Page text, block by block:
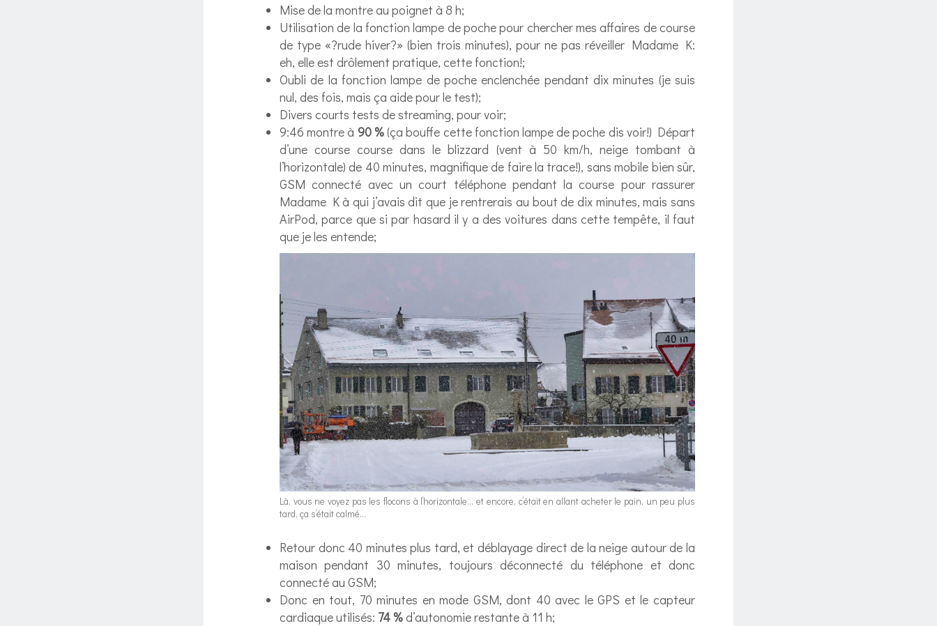
Mise de la montre au poignet à 8 h;
Utilisation de la fonction lampe de poche pour chercher mes affaires de course
de type «?rude hiver?» (bien trois minutes), pour ne pas réveiller Madame K:
eh, elle est drôlement pratique, cette fonction!;
Oubli de la fonction lampe de poche enclenchée pendant dix minutes (je suis
nul, des fois, mais ça aide pour le test);
Divers courts tests de streaming, pour voir;
9:46 montre à 90 %(ça bouffe cette fonction lampe de poche dis voir!) Départ
d’une course course dans le blizzard (vent à 50 km/h, neige tombant à
l’horizontale) de 40 minutes, magnifique de faire la trace!), sans mobile bien sûr,
GSM connecté avec un court téléphone pendant la course pour rassurer
Madame K à qui j’avais dit que je rentrerais au bout de dix minutes, mais sans
AirPod, parce que si par hasard il y a des voitures dans cette tempête, il faut
que je les entende;
Là, vous ne voyez pas les flocons à l’horizontale… et encore, c’était en allant acheter le pain, un peu plus
tard, ça s’était calmé…
Retour donc 40 minutes plus tard, et déblayage direct de la neige autour de la
maison pendant 30 minutes, toujours déconnecté du téléphone et donc
connecté au GSM;
Donc en tout, 70 minutes en mode GSM, dont 40 avec le GPS et le capteur
cardiaque utilisés: 74 %d’autonomie restante à 11 h;